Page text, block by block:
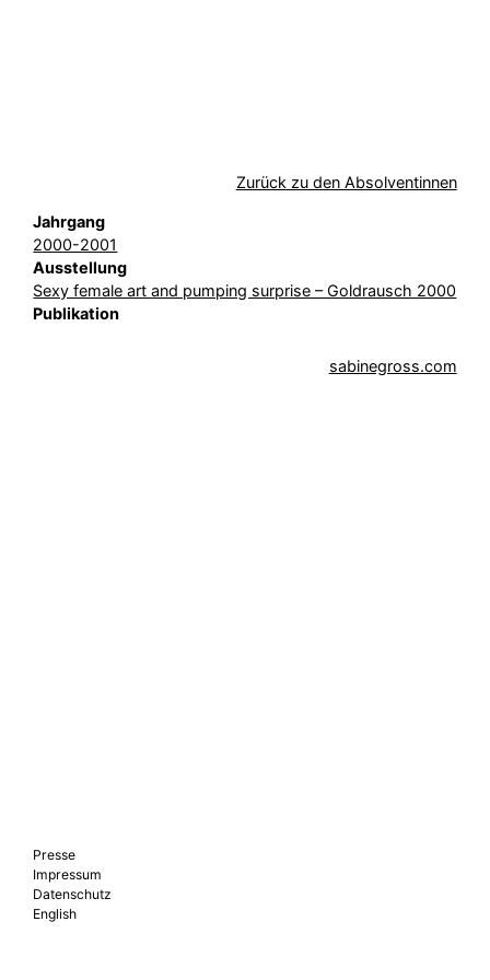
Zurück zu den Absolventinnen
Jahrgang
2000-2001
Ausstellung
Sexy female art and pumping surprise – Goldrausch 2000
Publikation
sabinegross.com
Presse
Impressum
Datenschutz
English